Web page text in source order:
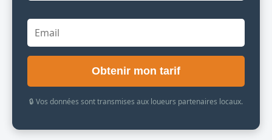
Obtenir mon tarif
🔒 Vos données sont transmises aux loueurs partenaires locaux.